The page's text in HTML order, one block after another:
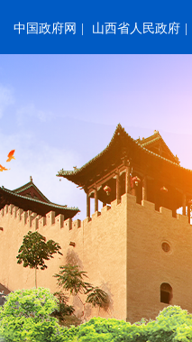
中国政府网 山西省人民政府